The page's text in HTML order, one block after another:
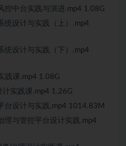
控中台实践与演进.mp4 1.08G
统设计与实践（上）.mp4
统设计与实践（下）.mp4
践课.mp4 1.08G
实践课.mp4 1.26G
台设计与实践.mp4 1014.83M
理与管控平台设计实践.mp4